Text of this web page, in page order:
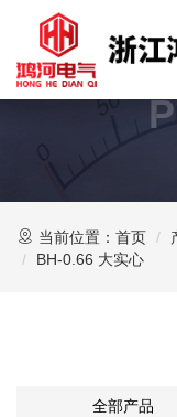
当前位置： 首页
BH-0.66 大实心
全部产品